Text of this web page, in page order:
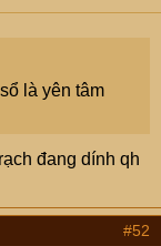
là yên tâm
đang dính qh
#52